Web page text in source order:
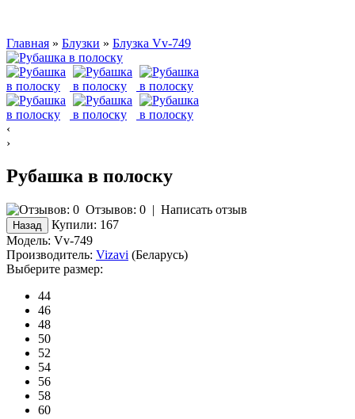
Главная » Блузки » Блузка Vv-749
‹
›
Рубашка в полоску
Отзывов: 0 | Написать отзыв
Купили: 167
Модель: Vv-749
Производитель: Vizavi (Беларусь)
Выберите размер:
44
46
48
50
52
54
56
58
60